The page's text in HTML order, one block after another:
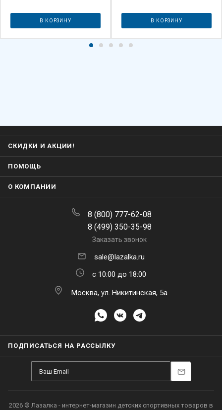
В КОРЗИНУ В КОРЗИНУ
СКИДКИ И АКЦИИ!
ПОМОЩЬ
О КОМПАНИИ
8 (800) 777-62-08
8 (499) 350-35-98
Заказать звонок
sale@lazalka.ru
с 10:00 до 18:00
Москва, ул. Никитинская, 5а
ПОДПИСАТЬСЯ НА РАССЫЛКУ
2026 © Лазалка - интернет-магазин детских спортивных товаров в